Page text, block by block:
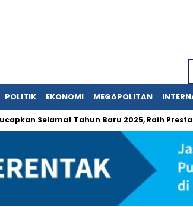
POLITIK EKONOMI MEGAPOLITAN
Tahun Baru 2025, Raih Prestasi dan